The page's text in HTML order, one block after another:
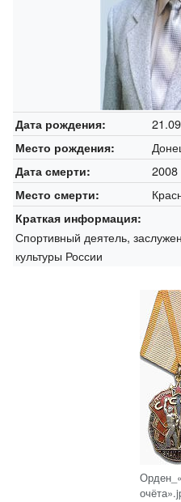
Дата рождения:
Место рождения:
Дата смерти: 2008
Место смерти:
Краткая информация:
Спортивный деятель,
культуры России